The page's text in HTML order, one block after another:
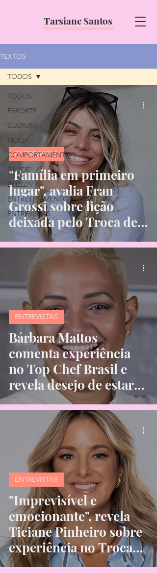
Tarsiane Santos
TEXTOS
TODOS
ESPORTE
CULTURA
MODA
COMPORTAMENTO
SAÚDE
BELEZA
ENTRETENIMENTO
ENTREVISTAS
TODOS
"Família em primeiro
lugar", avalia Fran
Grossi sobre lição
deixada pelo Troca de
Esposas
ENTREVISTAS
Bárbara Mattos
comenta experiência
no Top Chef Brasil e
revela desejo de estar
em A Fazenda
ENTREVISTAS
"Imprevisível e
emocionante", revela
Ticiane Pinheiro sobre
experiência no Troca
de Esposas
ENTREVISTAS